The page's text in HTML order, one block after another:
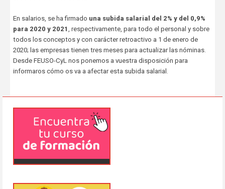
En salarios, se ha firmado una subida salarial del 2% y del 0,9%
para 2020 y 2021 , respectivamente, para todo el personal y sobre
todos los conceptos y con carácter retroactivo a 1 de enero de
2020; las empresas tienen tres meses para actualizar las nóminas.
Desde FEUSO-CyL nos ponemos a vuestra disposición para
informaros cómo os va a afectar esta subida salarial.